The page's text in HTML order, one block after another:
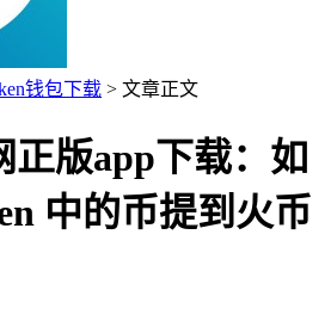
钱包下载 > 文章正文
正版app下载：如
中的币提到火币